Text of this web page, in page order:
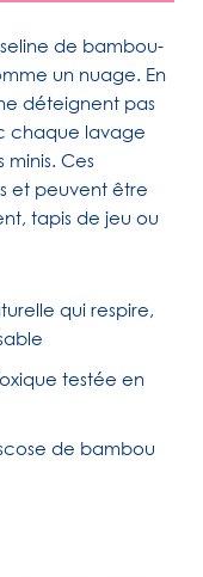
de bambou-
un nuage. En
déteignent pas
chaque lavage
Ces
et peuvent être
tapis de jeu ou
qui respire,
testée en
de bambou